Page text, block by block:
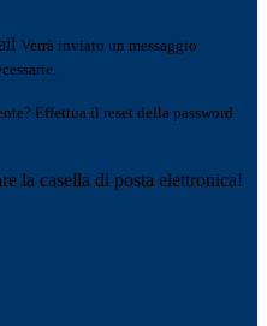
Verrà inviato un messaggio
Effettua il reset della password
la casella di posta elettronica!